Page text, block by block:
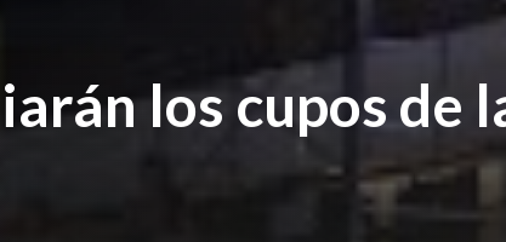
los cupos de